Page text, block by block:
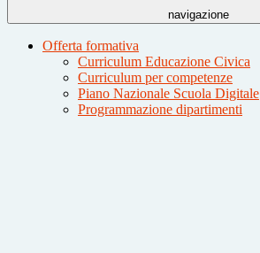
navigazione
Offerta formativa
Curriculum Educazione Civica
Curriculum per competenze
Piano Nazionale Scuola Digitale
Programmazione dipartimenti